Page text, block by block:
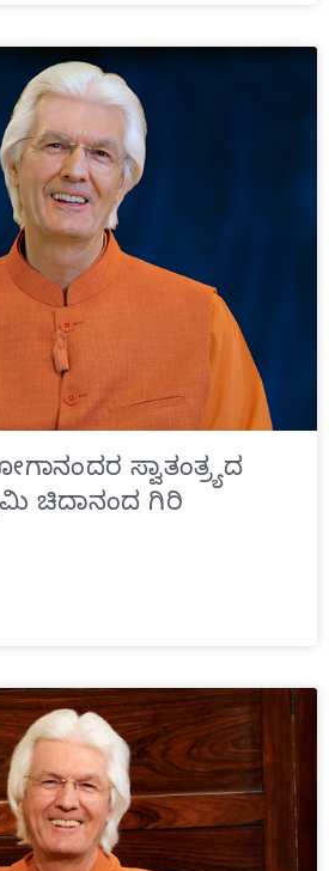
ಸ್ವಾತಂತ್ರ್ಯದ
ಚಿದಾನಂದ ಗಿರಿ